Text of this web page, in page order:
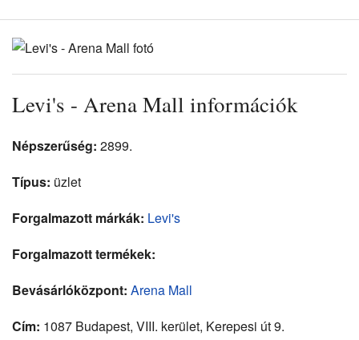
Levi's - Arena Mall információk
Népszerűség: 2899.
Típus: üzlet
Forgalmazott márkák: Levi's
Forgalmazott termékek:
Bevásárlóközpont: Arena Mall
Cím: 1087 Budapest, VIII. kerület, Kerepesi út 9.